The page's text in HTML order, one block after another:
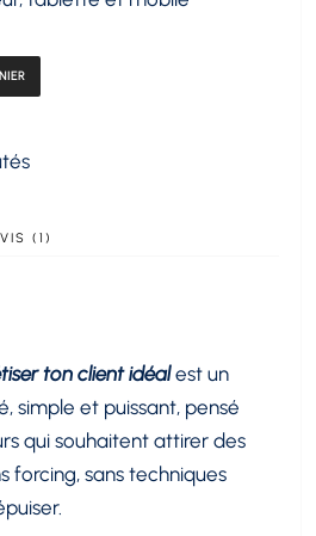
(1)
ton client idéalest un
simple et puissant, pensé
qui souhaitent attirer des
forcing, sans techniques